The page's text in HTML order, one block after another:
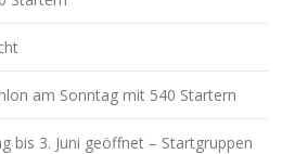
am Sonntag mit 540 Startern
bis 3. Juni geöffnet – Startgruppen